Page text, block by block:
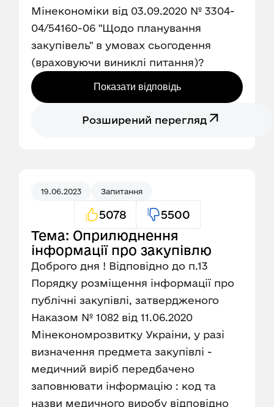
Мінекономіки від 03.09.2020 № 3304-
04/54160-06 "Щодо планування
закупівель" в умовах сьогодення
(враховуючи виниклі питання)?
Показати відповідь
Розширений перегляд
19.06.2023 Запитання
5078 5500
Тема: Оприлюднення
інформації про закупівлю
Доброго дня ! Відповідно до п.13
Порядку розміщення інформації про
публічні закупівлі, затвердженого
Наказом № 1082 від 11.06.2020
Мінекономрозвитку Украіни, у разі
визначення предмета закупівлі -
медичний виріб передбачено
заповнювати інформацію : код та
назви медичного виробу відповідно